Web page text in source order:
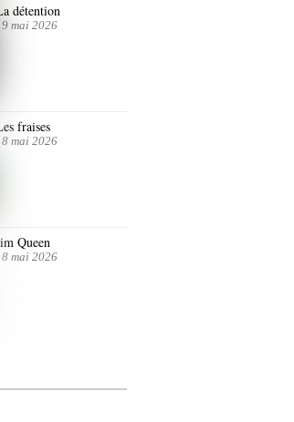
détention
mai 2026
fraises
mai 2026
Queen
mai 2026